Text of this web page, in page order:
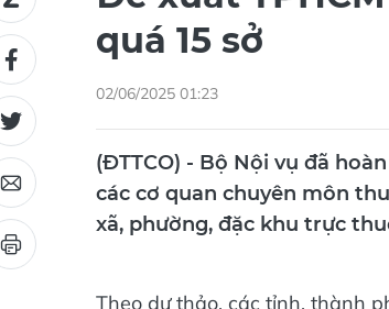
quá 15 sở
02/06/2025 01:23
(ĐTTCO) - Bộ Nội vụ đã
các cơ quan chuyên môn
xã, phường, đặc khu trực
Theo dự thảo, các tỉnh, thành